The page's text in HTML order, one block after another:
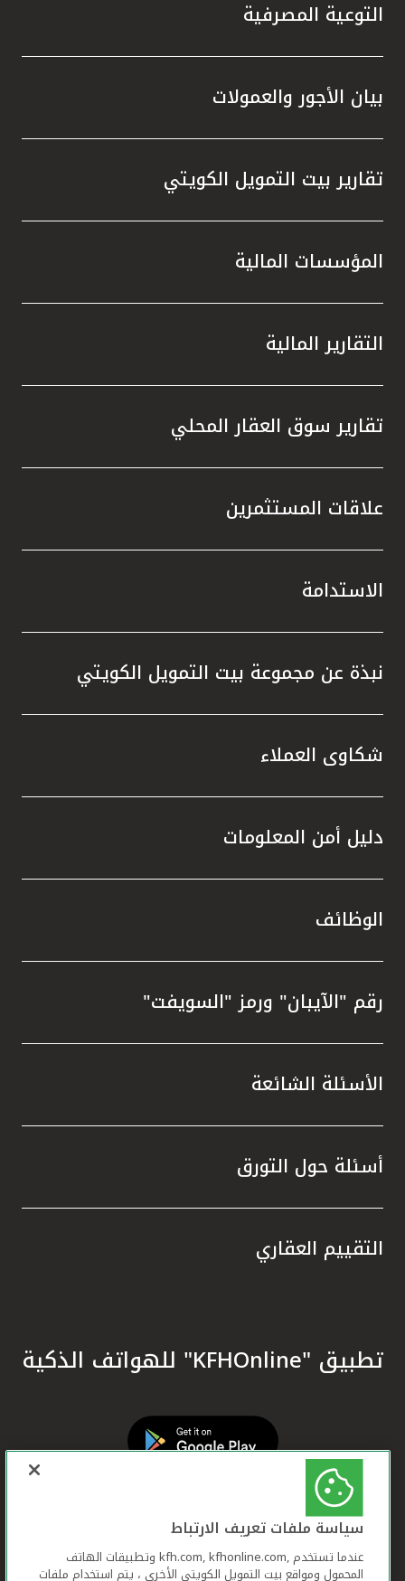
التوعية المصرفية
بيان الأجور والعمولات
تقارير بيت التمويل الكويتي
المؤسسات المالية
التقارير المالية
تقارير سوق العقار المحلي
علاقات المستثمرين
الاستدامة
نبذة عن مجموعة بيت التمويل الكويتي
شكاوى العملاء
دليل أمن المعلومات
الوظائف
رقم "الآيبان" ورمز "السويفت"
الأسئلة الشائعة
أسئلة حول التورق
التقييم العقاري
تطبيق "KFHOnline" للهواتف الذكية
سياسة ملفات تعريف الارتباط
عندما تستخدم ,kfh.com, kfhonline.com وتطبيقات الهاتف
المحمول ومواقع بيت التمويل الكويتي الأخرى ، يتم استخدام ملفات